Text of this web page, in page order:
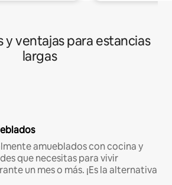
ventajas para estancias
largas
amueblados con cocina y
que necesitas para vivir
un mes o más. ¡Es la alternativa